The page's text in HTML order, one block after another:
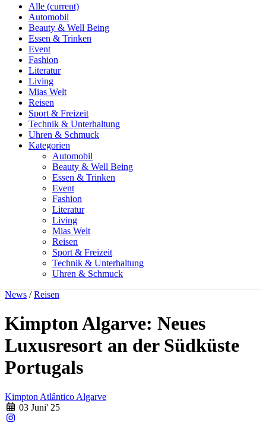
Alle (current)
Automobil
Beauty & Well Being
Essen & Trinken
Event
Fashion
Literatur
Living
Mias Welt
Reisen
Sport & Freizeit
Technik & Unterhaltung
Uhren & Schmuck
Kategorien
Automobil
Beauty & Well Being
Essen & Trinken
Event
Fashion
Literatur
Living
Mias Welt
Reisen
Sport & Freizeit
Technik & Unterhaltung
Uhren & Schmuck
News /Reisen
Kimpton Algarve: Neues
Luxusresort an der Südküste
Portugals
Kimpton Atlântico Algarve
03 Juni' 25